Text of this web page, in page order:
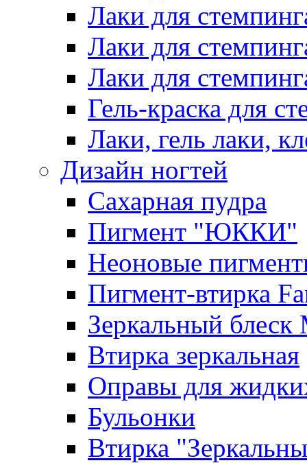
Лаки для
Лаки для
Лаки для
Гель-краска для
Лаки, гель лаки,
Дизайн ногтей
Сахарная пудра
Пигмент "ЮККИ"
Неоновые
Пигмент-втирка
Зеркальный блеск
Втирка зеркальная
Оправы для
Бульонки
Втирка